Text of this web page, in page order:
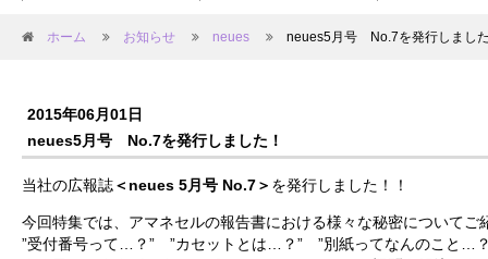
ホーム お知らせ neues neues5月号 No.7を発行しまし
2015年06月01日
neues5月号 No.7を発行しました！
当社の広報誌＜neues 5月号 No.7＞ を発行しました！！
今回特集では、アマネセルの報告書における様々な秘密についてご
”受付番号って…？” ”カセットとは…？” ”別紙ってなんのこと…